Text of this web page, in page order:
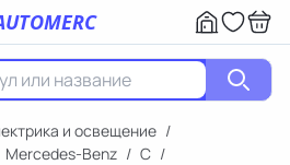
и освещение /
Mercedes-Benz / C /